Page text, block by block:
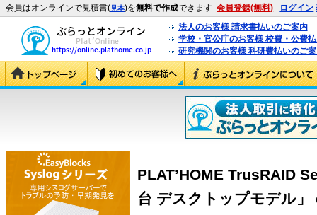
会員はオンラインで見積書(見本)を無料で作成できます 会員登録(無料) ログイン
法人のお客様 請求書払いのご案内
学校・官公庁のお客様 校費・公費
研究機関のお客様 科研費払いのご
PLAT’HOME TrusRAID
台 デスクトップモデル」